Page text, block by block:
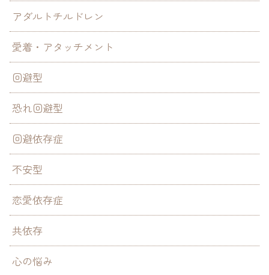
アダルトチルドレン
愛着・アタッチメント
回避型
恐れ回避型
回避依存症
不安型
恋愛依存症
共依存
心の悩み